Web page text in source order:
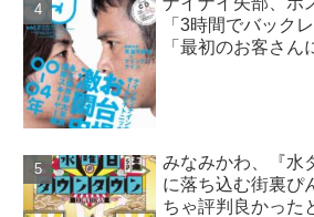
「3時間でバック
「最初のお客さん
みなみかわ、『水
に落ち込む街裏ぴ
ちゃ評判良かった